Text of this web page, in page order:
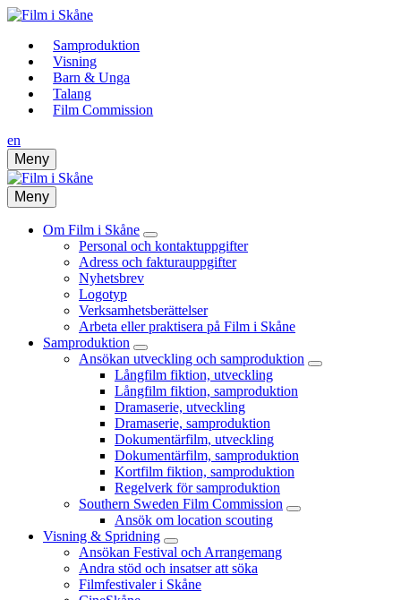
Samproduktion
Visning
Barn & Unga
Talang
Film Commission
en
Meny
Meny
Om Film i Skåne
Personal och kontaktuppgifter
Adress och fakturauppgifter
Nyhetsbrev
Logotyp
Verksamhetsberättelser
Arbeta eller praktisera på Film i Skåne
Samproduktion
Ansökan utveckling och samproduktion
Långfilm fiktion, utveckling
Långfilm fiktion, samproduktion
Dramaserie, utveckling
Dramaserie, samproduktion
Dokumentärfilm, utveckling
Dokumentärfilm, samproduktion
Kortfilm fiktion, samproduktion
Regelverk för samproduktion
Southern Sweden Film Commission
Ansök om location scouting
Visning & Spridning
Ansökan Festival och Arrangemang
Andra stöd och insatser att söka
Filmfestivaler i Skåne